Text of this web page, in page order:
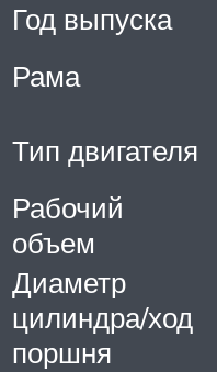
Год выпуска
Рама
Тип двигателя
Рабочий
объем
Диаметр
цилиндра/ход
поршня